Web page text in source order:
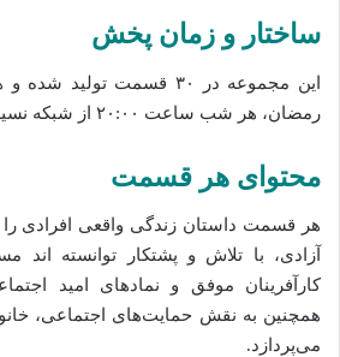
ساختار و زمان پخش
این مجموعه در ۳۰ قسمت
رمضان، هر شب ساعت ۲۰:۰۰ از شبکه نسیم پخش خواهد شد.
محتوای هر قسمت
هر قسمت داستان زندگی واقعی افرادی
آزادی، با تلاش و پشتکار توانسته‌‌ اند
کارآفرینان موفق و نمادهای امید
همچنین به نقش حمایت‌های اجتماعی،
می‌پردازد.